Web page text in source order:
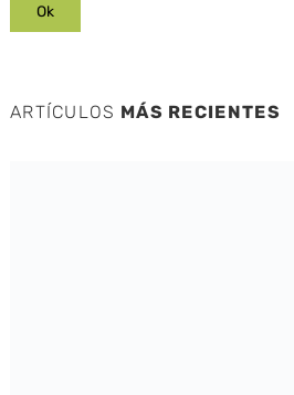
ARTÍCULOS MÁS RECIENTES